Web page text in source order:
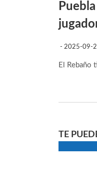
- 2025-09-
El Rebaño
TE